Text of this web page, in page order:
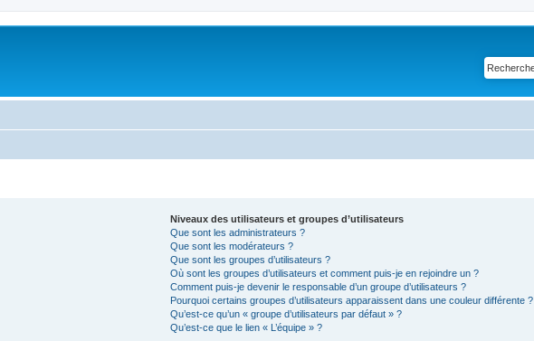
Niveaux des utilisateurs et groupes d’utilisateurs
Que sont les administrateurs ?
Que sont les modérateurs ?
Que sont les groupes d’utilisateurs ?
Où sont les groupes d’utilisateurs et comment puis-je en rejoindre un ?
Comment puis-je devenir le responsable d’un groupe d’utilisateurs ?
Pourquoi certains groupes d’utilisateurs apparaissent dans une couleur différente ?
Qu’est-ce qu’un « groupe d’utilisateurs par défaut » ?
Qu’est-ce que le lien « L’équipe » ?